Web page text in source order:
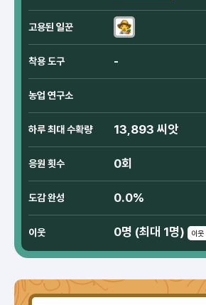
고용된 일꾼
착용 도구 -
농업 연구소
하루 최대 수확량 13,893 씨앗
응원 횟수 0회
도감 완성 0.0%
이웃 0명 (최대 1명) 이웃